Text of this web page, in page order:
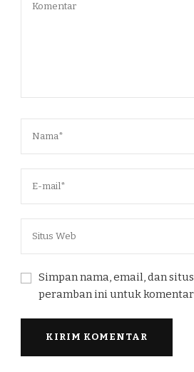
Simpan nama, email, dan
peramban ini untuk